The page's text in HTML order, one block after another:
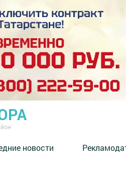
новости